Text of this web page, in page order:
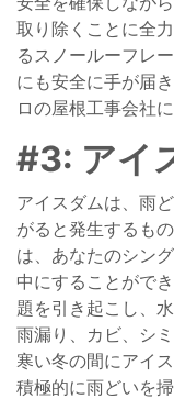
取り除くことに全
るスノールーフレ
にも安全に手が届
ロの屋根工事会社
#3: アイ
アイスダムは、雨
がると発生するも
は、あなたのシン
中にすることがで
題を引き起こし、
雨漏り、カビ、シ
寒い冬の間にアイ
積極的に雨どいを